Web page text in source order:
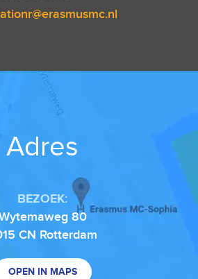
Adres
BEZOEK:
80
CN Rotterdam
OPEN IN MAPS